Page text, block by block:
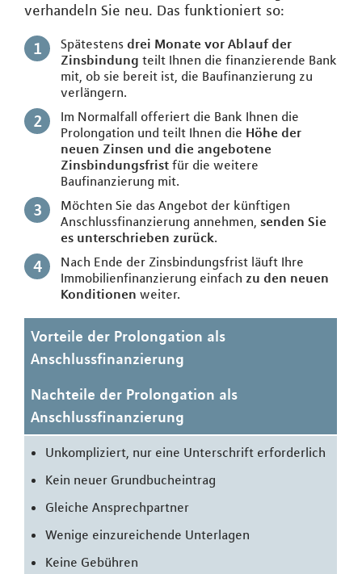
verhandeln Sie neu. Das funktioniert so:
Spätestens drei Monate vor Ablauf der
Zinsbindung teilt Ihnen die finanzierende Bank
mit, ob sie bereit ist, die Baufinanzierung zu
verlängern.
Im Normalfall offeriert die Bank Ihnen die
Prolongation und teilt Ihnen die Höhe der
neuen Zinsen und die angebotene
Zinsbindungsfrist für die weitere
Baufinanzierung mit.
Möchten Sie das Angebot der künftigen
Anschlussfinanzierung annehmen, senden Sie
es unterschrieben zurück.
Nach Ende der Zinsbindungsfrist läuft Ihre
Immobilienfinanzierung einfach zu den neuen
Konditionen weiter.
Vorteile der Prolongation als
Anschlussfinanzierung
Nachteile der Prolongation als
Anschlussfinanzierung
Unkompliziert, nur eine Unterschrift erforderlich
Kein neuer Grundbucheintrag
Gleiche Ansprechpartner
Wenige einzureichende Unterlagen
Keine Gebühren